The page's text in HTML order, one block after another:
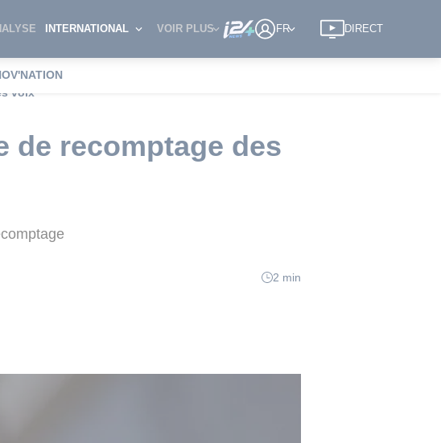
INTERNATIONAL VOIR PLUS FR DIRECT
voix
de recomptage des
2 min